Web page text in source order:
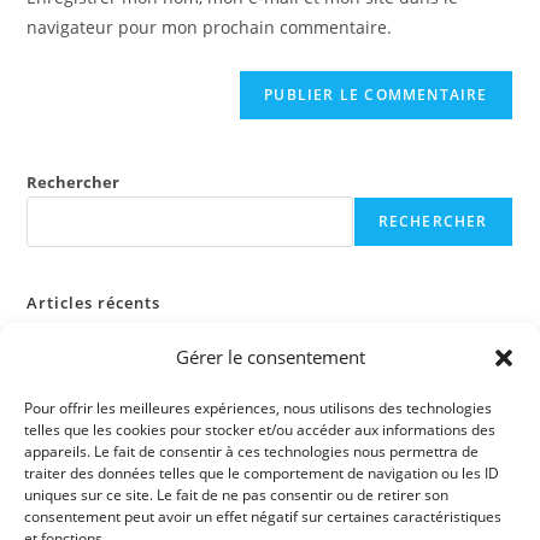
Gérer le consentement
Pour offrir les meilleures expériences, nous utilisons des technologies
telles que les cookies pour stocker et/ou accéder aux informations des
appareils. Le fait de consentir à ces technologies nous permettra de
traiter des données telles que le comportement de navigation ou les ID
uniques sur ce site. Le fait de ne pas consentir ou de retirer son
consentement peut avoir un effet négatif sur certaines caractéristiques
(facultatif)
navigateur pour mon prochain commentaire.
Rechercher
RECHERCHER
Articles récents
Commentaires récents
Aucun commentaire à afficher.